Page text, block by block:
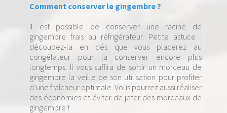
Comment conserver le gingembre ?
Il est possible de conserver une racine de
gingembre frais au réfrigérateur. Petite astuce :
découpez-la en dés que vous placerez au
congélateur pour la conserver encore plus
longtemps. Il vous suffira de sortir un morceau de
gingembre la veille de son utilisation pour profiter
d’une fraîcheur optimale. Vous pourrez aussi réaliser
des économies et éviter de jeter des morceaux de
gingembre !